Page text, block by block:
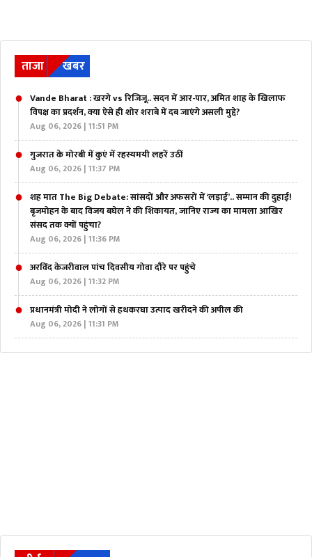
ताजा खबर
Vande Bharat : खरगे vs रिजिजू.. सदन में आर-पार, अमित शाह के खिलाफ
विपक्ष का प्रदर्शन, क्या ऐसे ही शोर शराबे में दब जाएंगे असली मुद्दे?
Aug 06, 2026 | 11:51 PM
गुजरात के मोरबी में कुएं में रहस्यमयी लहरें उठीं
Aug 06, 2026 | 11:37 PM
शह मात The Big Debate: सांसदों और अफसरों में ‘लड़ाई’.. सम्मान की दुहाई!
बृजमोहन के बाद विजय बघेल ने की शिकायत, जानिए राज्य का मामला आखिर
संसद तक क्यों पहुंचा?
Aug 06, 2026 | 11:36 PM
अरविंद केजरीवाल पांच दिवसीय गोवा दौरे पर पहुंचे
Aug 06, 2026 | 11:32 PM
प्रधानमंत्री मोदी ने लोगों से हथकरघा उत्पाद खरीदने की अपील की
Aug 06, 2026 | 11:31 PM